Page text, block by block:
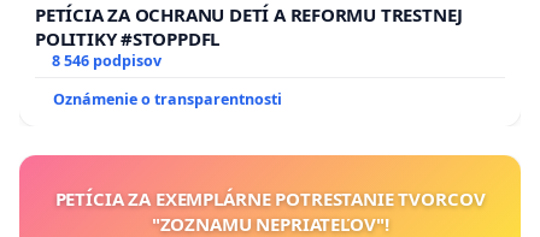
PETÍCIA ZA OCHRANU DETÍ A REFORMU TRESTNEJ
POLITIKY #STOPPDFL
8 546 podpisov
Oznámenie o transparentnosti
PETÍCIA ZA EXEMPLÁRNE POTRESTANIE TVORCOV
"ZOZNAMU NEPRIATEĽOV"!